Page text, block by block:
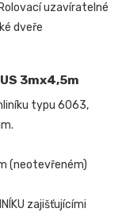
uzavíratelné
dveře
3mx4,5m
typu 6063,
(neotevřeném)
zajišťujícími